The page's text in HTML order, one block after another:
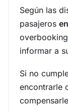
Según las
pasajeros
informar a
Si no
encontrarle